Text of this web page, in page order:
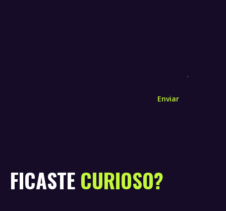
Enviar
FICASTE CURIOSO?